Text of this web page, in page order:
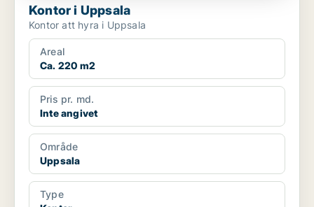
Kontor i Uppsala
Kontor att hyra i Uppsala
Areal
Ca. 220 m2
Pris pr. md.
Inte angivet
Område
Uppsala
Type